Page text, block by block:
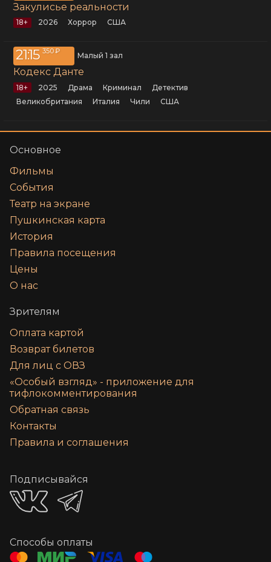
Закулисье реальности
18+ 2026 хоррор США
21:15 350 ₽ Малый 1 зал
Кодекс Данте
18+ 2025 драма криминал
детектив
Великобритания
Италия Чили США
Основное
Фильмы
События
Театр на экране
Пушкинская карта
История
Правила посещения
Цены
О нас
Зрителям
Оплата картой
Возврат билетов
Для лиц с ОВЗ
«‎Особый взгляд» - приложение для
тифлокомментирования
Обратная связь
Контакты
Правила и соглашения
Подписывайся
Способы оплаты